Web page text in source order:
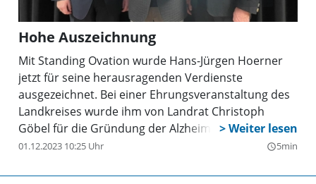
Hohe Auszeichnung
Mit Standing Ovation wurde Hans-Jürgen Hoerner
jetzt für seine herausragenden Verdienste
ausgezeichnet. Bei einer Ehrungsveranstaltung des
Landkreises wurde ihm von Landrat Christoph
Göbel für die Gründung der Alzheimer Gesellschaft
Landkreis München e.V. die Verdienstmedaille des
mit 14 weiteren Gründungsmitgliedern hob Jürgen
01.12.2023 10:25 Uhr query_builder5min